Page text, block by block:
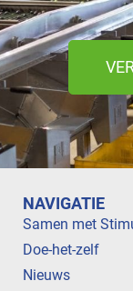
NAVIGATIE
Samen met
Doe-het-zelf
Nieuws